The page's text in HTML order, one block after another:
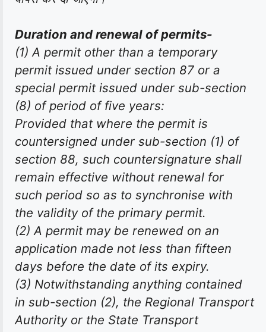
Duration and renewal of permits-
(1) A permit other than a temporary
permit issued under section 87 or a
special permit issued under sub-section
(8) of period of five years:
Provided that where the permit is
countersigned under sub-section (1) of
section 88, such countersignature shall
remain effective without renewal for
such period so as to synchronise with
the validity of the primary permit.
(2) A permit may be renewed on an
application made not less than fifteen
days before the date of its expiry.
(3) Notwithstanding anything contained
in sub-section (2), the Regional Transport
Authority or the State Transport